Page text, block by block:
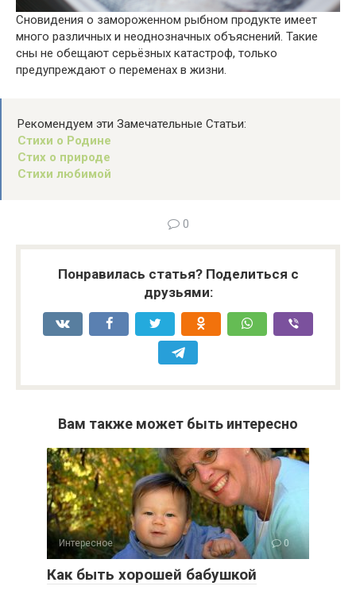
Сновидения о замороженном рыбном продукте имеет
много различных и неоднозначных объяснений. Такие
сны не обещают серьёзных катастроф, только
предупреждают о переменах в жизни.
Рекомендуем эти Замечательные Статьи:
Стихи о Родине
Стих о природе
Стихи любимой
0
Понравилась статья? Поделиться с
друзьями:
Вам также может быть интересно
Интересное 0
Как быть хорошей бабушкой